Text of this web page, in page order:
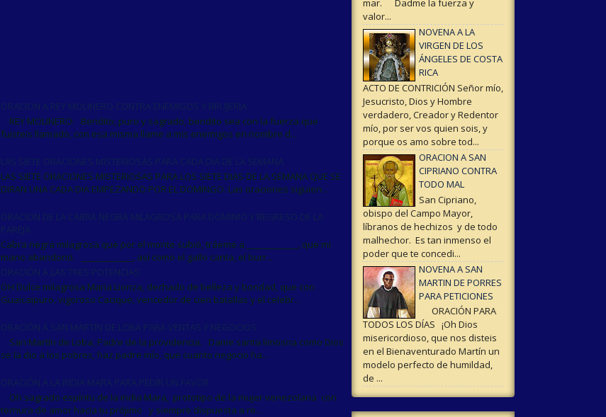
ORACION A REY MOLINERO CONTRA ENEMIGOS Y BRUJERIA
REY MOLINERO: Bendito, puro y sagrado, bendito sea con la fuerza que
fuisteis llamado, con esa misma llame a mis enemigos en nombre d...
LAS SIETE ORACIONES MISTERIOSAS PARA CADA DIA DE LA SEMANA
LAS SIETE ORACIONES MISTERIOSAS PARA LOS SIETE DIAS DE LA SEMANA QUE SE
DIRAN UNA CADA DIA EMPEZANDO POR EL DOMINGO. Las oraciones siguien...
ORACION DE LA CABRA NEGRA MILAGROSA PARA DOMINIO Y REGRESO DE LA
PAREJA
Cabra negra milagrosa que por el monte subió, tráeme a ____________, que mi
mano abandonó. ____________, así como el gallo canta, el burr...
ORACIÓN A LAS TRES POTENCIAS
OH Dulce milagrosa Maria Lionza, dechado de belleza y bondad, que con
Guaicaipuro, vigoroso Cacique, vencedor de cien batallas y el celebr...
ORACIÓN A SAN MARTÍN DE LOBA PARA VENTAS Y NEGOCIOS
San Martín de Loba, Padre de la providencia. Dame santa limosna como Dios
se la dio a los pobres, haz padre mío, que cuanto negocio ha...
ORACIÓN A LA INDIA MARA PARA PEDIR UN FAVOR
Oh sagrado espíritu de la india Mara, prototipo de la mujer venezolana con
ternura de amor hacia tu prójimo y siempre dispuesta a re...
mar. Dadme la fuerza y
valor...
NOVENA A LA
VIRGEN DE LOS
ÁNGELES DE COSTA
RICA
ACTO DE CONTRICIÓN Señor mío,
Jesucristo, Dios y Hombre
verdadero, Creador y Redentor
mío, por ser vos quien sois, y
porque os amo sobre tod...
ORACION A SAN
CIPRIANO CONTRA
TODO MAL
San Cipriano,
obispo del Campo Mayor,
líbranos de hechizos y de todo
malhechor. Es tan inmenso el
poder que te concedi...
NOVENA A SAN
MARTIN DE PORRES
PARA PETICIONES
ORACIÓN PARA
TODOS LOS DÍAS ¡Oh Dios
misericordioso, que nos disteis
en el Bienaventurado Martín un
modelo perfecto de humildad,
de ...